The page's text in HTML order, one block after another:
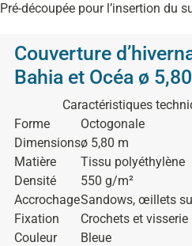
Pré-découpée pour l’insertion du
Couverture
Bahia et Océa ø
Caractéristiques
Forme
Octogonale
Dimensionsø 5,80 m
Matière
Tissu polyéthylène
Densité
550 g/m²
AccrochageSandows, œillets
Fixation
Crochets et visserie
Couleur
Bleue